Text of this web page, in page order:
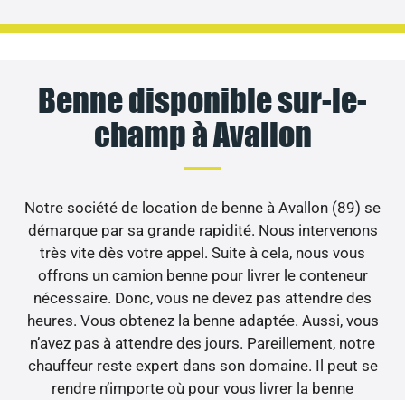
Benne disponible sur-le-
champ à Avallon
Notre société de location de benne à Avallon (89) se
démarque par sa grande rapidité. Nous intervenons
très vite dès votre appel. Suite à cela, nous vous
offrons un camion benne pour livrer le conteneur
nécessaire. Donc, vous ne devez pas attendre des
heures. Vous obtenez la benne adaptée. Aussi, vous
n’avez pas à attendre des jours. Pareillement, notre
chauffeur reste expert dans son domaine. Il peut se
rendre n’importe où pour vous livrer la benne